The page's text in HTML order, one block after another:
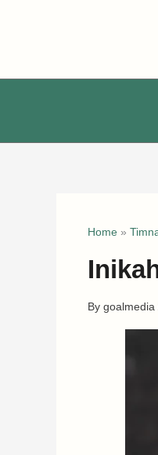
Home »
By goalmedia